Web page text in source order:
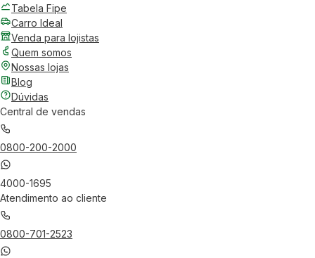
Tabela Fipe
Carro Ideal
Venda para lojistas
Quem somos
Nossas lojas
Blog
Dúvidas
Central de vendas
0800-200-2000
4000-1695
Atendimento ao cliente
0800-701-2523